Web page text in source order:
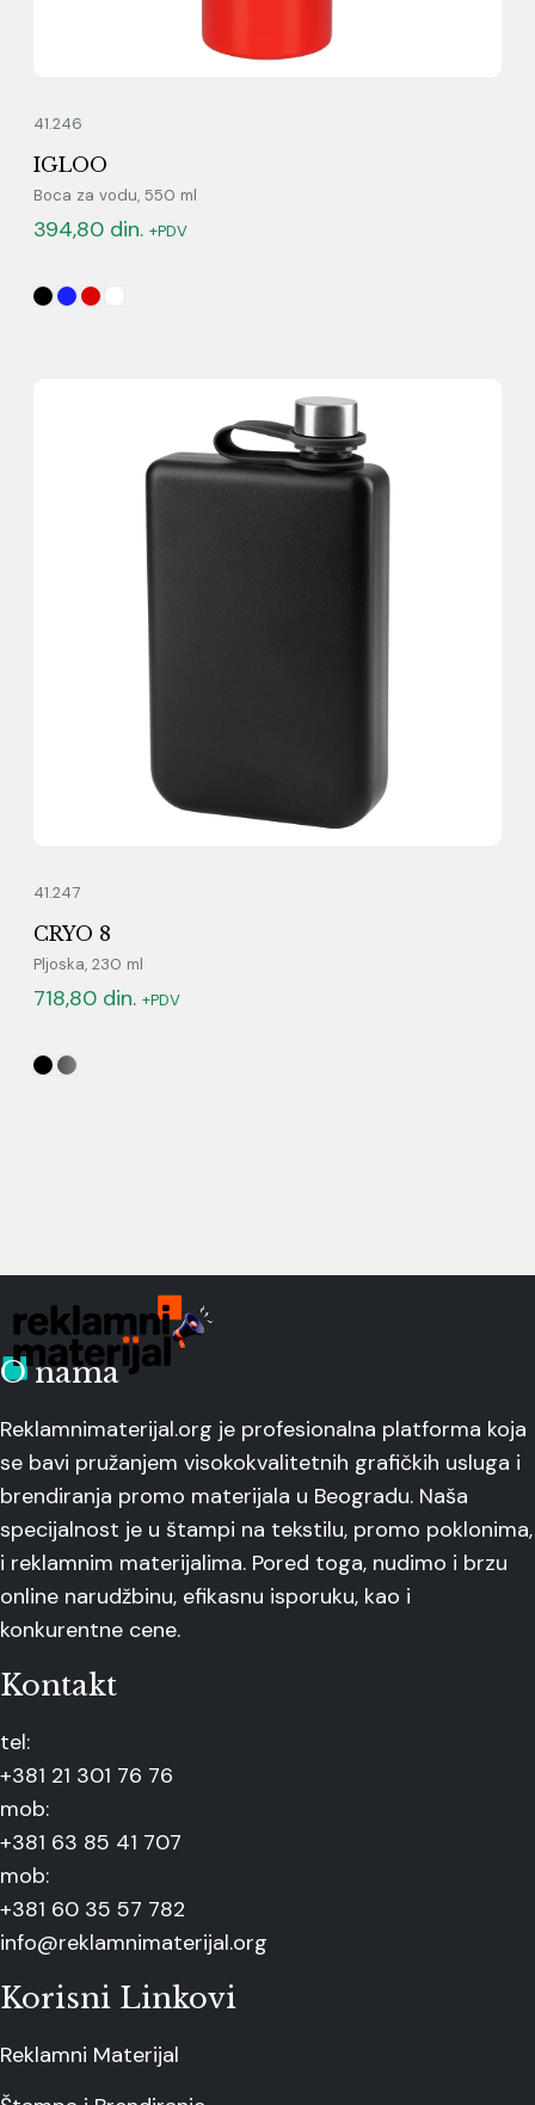
41.246
IGLOO
Boca za vodu, 550 ml
394,80 din. +PDV
41.247
CRYO 8
Pljoska, 230 ml
718,80 din. +PDV
O nama
Reklamnimaterijal.org je profesionalna platforma koja
se bavi pružanjem visokokvalitetnih grafičkih usluga i
brendiranja promo materijala u Beogradu. Naša
specijalnost je u štampi na tekstilu, promo poklonima,
i reklamnim materijalima. Pored toga, nudimo i brzu
online narudžbinu, efikasnu isporuku, kao i
konkurentne cene.
Kontakt
tel:
+381 21 301 76 76
mob:
+381 63 85 41 707
mob:
+381 60 35 57 782
info@reklamnimaterijal.org
Korisni Linkovi
Reklamni Materijal